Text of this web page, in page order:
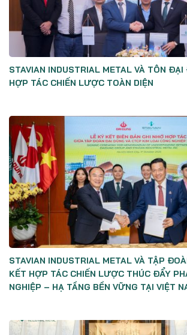
STAVIAN INDUSTRIAL METAL VÀ TÔN
HỢP TÁC CHIẾN LƯỢC TOÀN DIỆN
STAVIAN INDUSTRIAL METAL VÀ TẬP
KẾT HỢP TÁC CHIẾN LƯỢC THÚC ĐẨY
NGHIỆP – HẠ TẦNG BỀN VỮNG TẠI VIỆT